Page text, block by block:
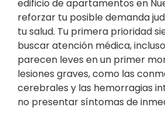
edificio de apartamentos en
reforzar tu posible demanda
tu salud. Tu primera prioridad
buscar atención médica,
parecen leves en un primer
lesiones graves, como las
cerebrales y las hemorragias
no presentar síntomas de